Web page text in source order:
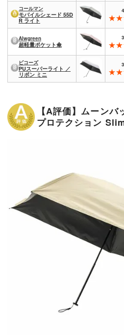
コールマン
モバイルシェード 55D
R ライト
Alwgreen
超軽量ポケット傘
ビコーズ
PUスーパーライト ／
リボン ミニ
【A評価】ムーン
プロテクション